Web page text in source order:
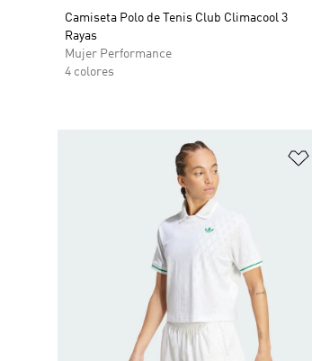
Camiseta Polo de Tenis Club Climacool 3
Rayas
Mujer Performance
4 colores